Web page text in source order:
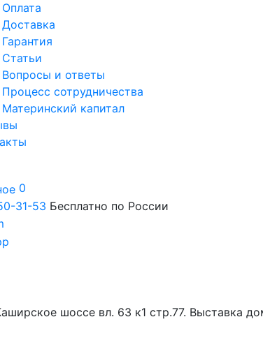
Оплата
Доставка
Гарантия
Статьи
Вопросы и ответы
Процесс сотрудничества
Материнский капитал
0
31-53 Бесплатно по России
шоссе вл. 63 к1 стр.77. Выставка